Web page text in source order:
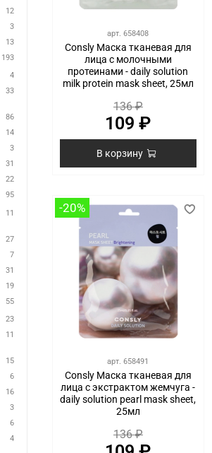
арт.658408
Consly Маска тканевая для
лица с молочными
протеинами - daily solution
milk protein mask sheet, 25мл
136 ₽
109 ₽
В корзину
-20%
арт.658491
Consly Маска тканевая для
лица с экстрактом жемчуга -
daily solution pearl mask sheet,
25мл
136 ₽
12
3
13
193
4
33
86
14
3
31
22
95
11
27
7
31
19
55
23
11
15
6
16
3
6
4